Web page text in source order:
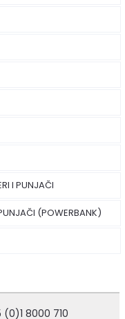
I PUNJAČI
(POWERBANK)
(0)1 8000 710